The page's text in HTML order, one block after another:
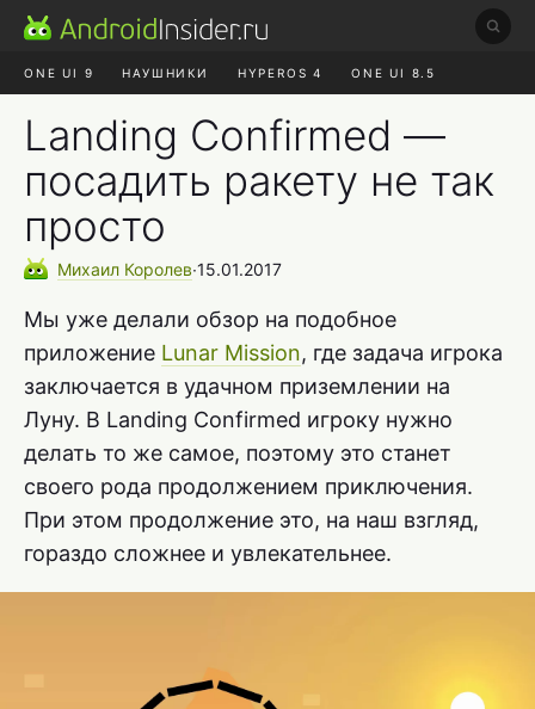
ONE UI 9 НАУШНИКИ HYPEROS 4 ONE UI 8.5
Landing Confirmed —
посадить ракету не так
просто
Михаил Королев∙15.01.2017
Мы уже делали обзор на подобное
приложение Lunar Mission, где задача игрока
заключается в удачном приземлении на
Луну. В Landing Confirmed игроку нужно
делать то же самое, поэтому это станет
своего рода продолжением приключения.
При этом продолжение это, на наш взгляд,
гораздо сложнее и увлекательнее.